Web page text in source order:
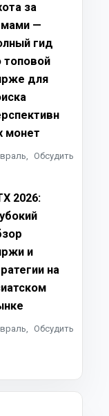
за
—
гид
топовой
для
монет
Обсудить
2026:
и
на
Обсудить